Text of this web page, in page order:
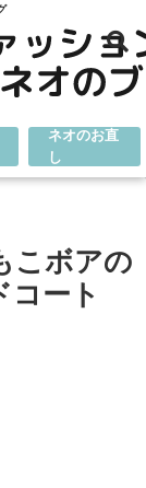
ネオのお直
し
こボアの
コート